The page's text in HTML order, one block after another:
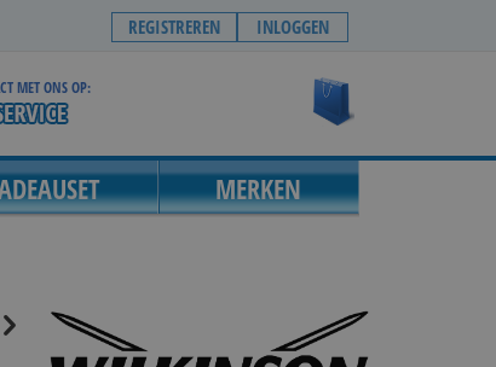
REGISTREREN INLOGGEN
MET ONS OP:
MERKEN